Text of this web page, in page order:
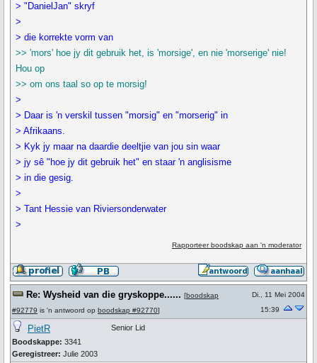
> "DanielJan" skryf
>
> die korrekte vorm van
>> 'mors' hoe jy dit gebruik het, is 'morsige', en nie 'morserige' nie!
Hou op
>> om ons taal so op te morsig!
>
> Daar is 'n verskil tussen "morsig" en "morserig" in
> Afrikaans.
> Kyk jy maar na daardie deeltjie van jou sin waar
> jy sê "hoe jy dit gebruik het" en staar 'n anglisisme
> in die gesig.
>
> Tant Hessie van Riviersonderwater
>
Rapporteer boodskap aan 'n moderator
Re: Wysheid van die gryskoppe...... [boodskap
#92779 is 'n antwoord op boodskap #92770]
Di., 11 Mei 2004
15:39
PietR
Boodskappe: 3341
Geregistreer: Julie 2003
Senior Lid